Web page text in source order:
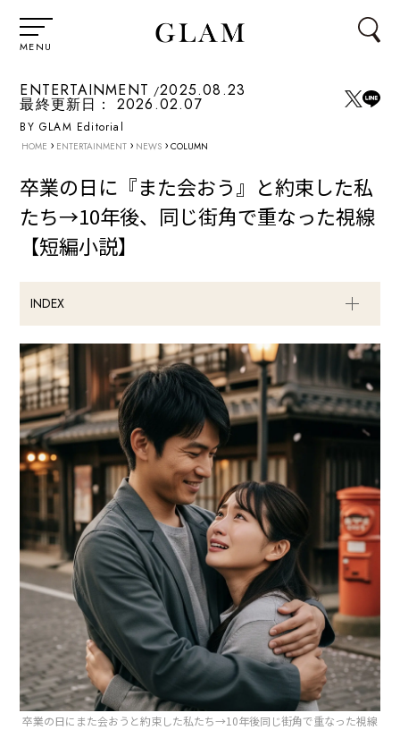
MENU
ENTERTAINMENT 2025.08.23
最終更新日： 2026.02.07
BY GLAM Editorial
HOME › ENTERTAINMENT › NEWS › COLUMN
卒業の日に『また会おう』と約束した私
たち→10年後、同じ街角で重なった視線
【短編小説】
INDEX
卒業の日にまた会おうと約束した私たち→10年後同じ街角で重なった視線